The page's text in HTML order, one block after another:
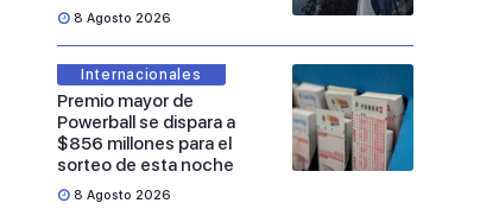
8 Agosto 2026
Internacionales
Premio mayor de
Powerball se dispara a
$856 millones para el
sorteo de esta noche
8 Agosto 2026